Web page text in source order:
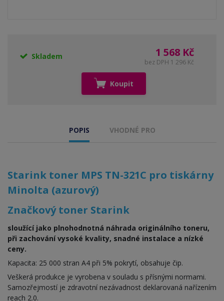
Skladem 1 568 Kč
bez DPH 1 296 Kč
Koupit
POPIS VHODNÉ PRO
Starink toner MPS TN-321C pro tiskárny
Minolta (azurový)
Značkový toner Starink
sloužící jako plnohodnotná náhrada originálního toneru,
při zachování vysoké kvality, snadné instalace a nízké
ceny.
Kapacita: 25 000 stran A4 při 5% pokrytí, obsahuje čip.
Veškerá produkce je vyrobena v souladu s přísnými normami.
Samozřejmostí je zdravotní nezávadnost deklarovaná nařízením
reach 2.0.